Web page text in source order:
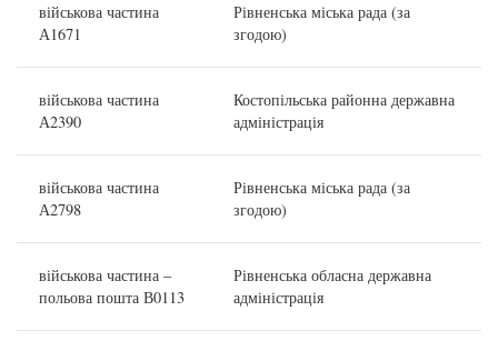
військова частина
А1671
Рівненська міська рада (за
згодою)
військова частина
А2390
Костопільська районна державна
адміністрація
військова частина
А2798
Рівненська міська рада (за
згодою)
військова частина –
польова пошта В0113
Рівненська обласна державна
адміністрація